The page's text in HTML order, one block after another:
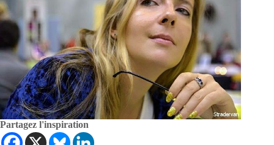
Partagez l'inspiration